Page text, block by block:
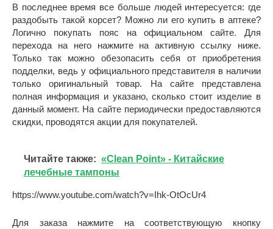
В последнее время все больше людей интересуется: где
раздобыть такой корсет? Можно ли его купить в аптеке?
Логично покупать пояс на официальном сайте. Для
перехода на него нажмите на активную ссылку ниже.
Только так можно обезопасить себя от приобретения
подделки, ведь у официального представителя в наличии
только оригинальный товар. На сайте представлена
полная информация и указано, сколько стоит изделие в
данный момент. На сайте периодически предоставляются
скидки, проводятся акции для покупателей.
Читайте также: «Clean Point» - Китайские
лечебные тампоны
https://www.youtube.com/watch?v=Ihk-OtOcUr4
Для заказа нажмите на соответствующую кнопку